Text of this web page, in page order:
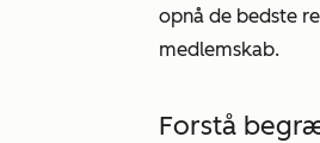
opnå de bedste
medlemskab.
Forstå